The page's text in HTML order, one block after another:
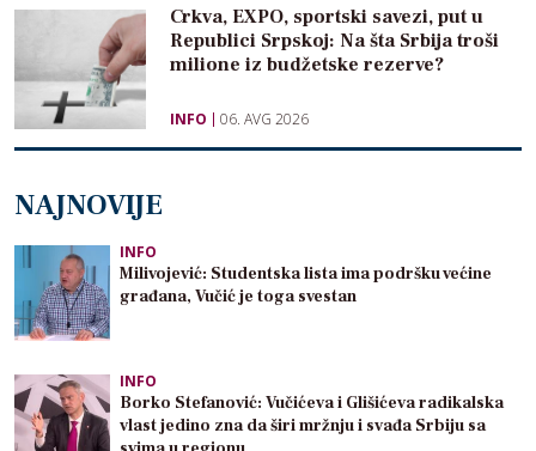
Crkva, EXPO, sportski savezi, put u
Republici Srpskoj: Na šta Srbija troši
milione iz budžetske rezerve?
INFO 06. AVG 2026
NAJNOVIJE
INFO
Milivojević: Studentska lista ima podršku većine
građana, Vučić je toga svestan
INFO
Borko Stefanović: Vučićeva i Glišićeva radikalska
vlast jedino zna da širi mržnju i svađa Srbiju sa